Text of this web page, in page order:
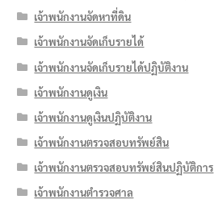
เจ้าพนักงานจัดหาที่ดิน
เจ้าพนักงานจัดเก็บรายได้
เจ้าพนักงานจัดเก็บรายได้ปฏิบัติงาน
เจ้าพนักงานดูเงิน
เจ้าพนักงานดูเงินปฏิบัติงาน
เจ้าพนักงานตรวจสอบทรัพย์สิน
เจ้าพนักงานตรวจสอบทรัพย์สินปฏิบัติการ
เจ้าพนักงานตำรวจศาล